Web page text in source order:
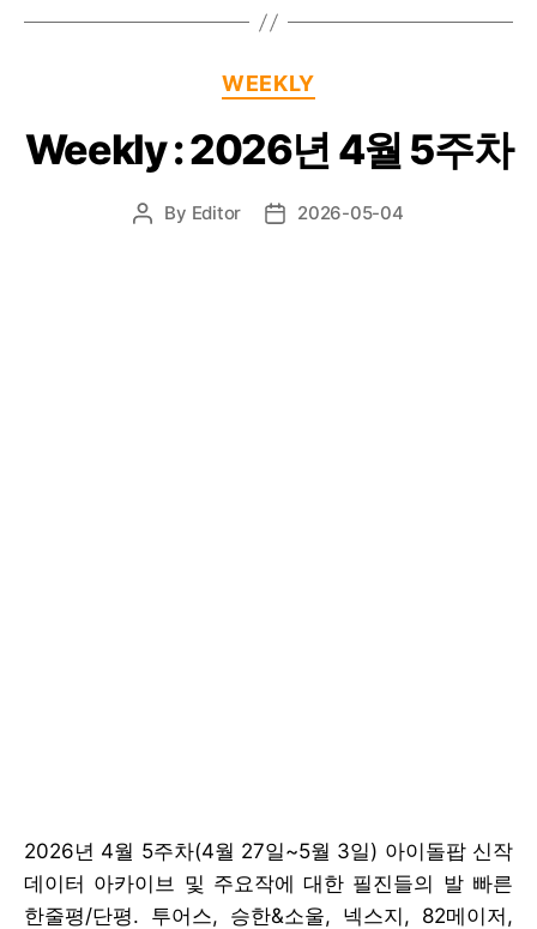
Categories
WEEKLY
Weekly : 2026년 4월 5주차
Post
By Editor
Post2026-05-04
2026년 4월 5주차(4월 27일~5월 3일) 아이돌팝 신작
데이터 아카이브 및 주요작에 대한 필진들의 발 빠른
한줄평/단평. 투어스, 승한&소울, 넥스지, 82메이저,